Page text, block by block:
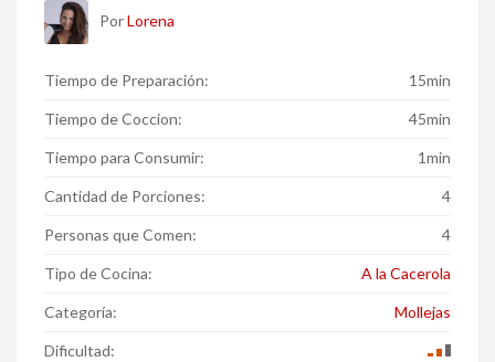
PorLorena
Tiempo de Preparación: 15min
Tiempo de Coccion: 45min
Tiempo para Consumir: 1min
Cantidad de Porciones: 4
Personas que Comen: 4
Tipo de Cocina: A la Cacerola
Categoría: Mollejas
Dificultad: